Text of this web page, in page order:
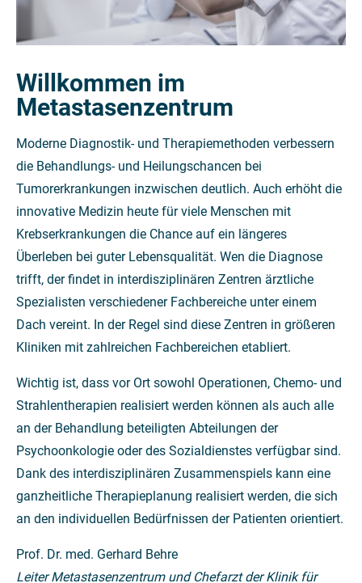
Willkommen im
Metastasenzentrum
Moderne Diagnostik- und Therapiemethoden verbessern
die Behandlungs- und Heilungschancen bei
Tumorerkrankungen inzwischen deutlich. Auch erhöht die
innovative Medizin heute für viele Menschen mit
Krebserkrankungen die Chance auf ein längeres
Überleben bei guter Lebensqualität. Wen die Diagnose
trifft, der findet in interdisziplinären Zentren ärztliche
Spezialisten verschiedener Fachbereiche unter einem
Dach vereint. In der Regel sind diese Zentren in größeren
Kliniken mit zahlreichen Fachbereichen etabliert.
Wichtig ist, dass vor Ort sowohl Operationen, Chemo- und
Strahlentherapien realisiert werden können als auch alle
an der Behandlung beteiligten Abteilungen der
Psychoonkologie oder des Sozialdienstes verfügbar sind.
Dank des interdisziplinären Zusammenspiels kann eine
ganzheitliche Therapieplanung realisiert werden, die sich
an den individuellen Bedürfnissen der Patienten orientiert.
Prof. Dr. med. Gerhard Behre
Leiter Metastasenzentrum und Chefarzt der Klinik für